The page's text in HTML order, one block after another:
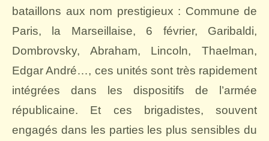
bataillons aux nom prestigieux : Commune de
Paris, la Marseillaise, 6 février, Garibaldi,
Dombrovsky, Abraham, Lincoln, Thaelman,
Edgar André…, ces unités sont très rapidement
intégrées dans les dispositifs de l’armée
républicaine. Et ces brigadistes, souvent
engagés dans les parties les plus sensibles du